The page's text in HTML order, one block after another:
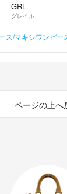
GRL
グレイル
ス/マキシワンピ
ページの上へ